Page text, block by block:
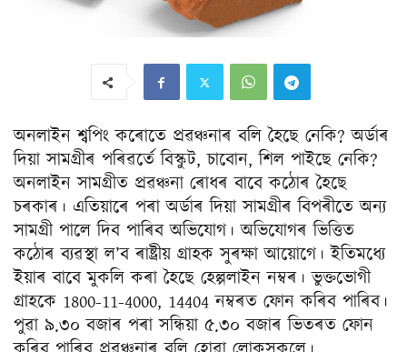
অনলাইন শ্বপিং কৰোতে প্ৰৱঞ্চনাৰ বলি হৈছে নেকি? অৰ্ডাৰ
দিয়া সামগ্ৰীৰ পৰিৱৰ্তে বিস্কুট, চাবোন, শিল পাইছে নেকি?
অনলাইন সামগ্ৰীত প্ৰৱঞ্চনা ৰোধৰ বাবে কঠোৰ হৈছে
চৰকাৰ। এতিয়াৰে পৰা অৰ্ডাৰ দিয়া সামগ্ৰীৰ বিপৰীতে অন্য
সামগ্ৰী পালে দিব পাৰিব অভিযোগ। অভিযোগৰ ভিত্তিত
কঠোৰ ব্যৱস্থা ল’ব ৰাষ্ট্ৰীয় গ্ৰাহক সুৰক্ষা আয়োগে। ইতিমধ্যে
ইয়াৰ বাবে মুকলি কৰা হৈছে হেল্পলাইন নম্বৰ। ভুক্তভোগী
গ্ৰাহকে 1800-11-4000, 14404 নম্বৰত ফোন কৰিব পাৰিব।
পুৱা ৯.৩০ বজাৰ পৰা সন্ধিয়া ৫.৩০ বজাৰ ভিতৰত ফোন